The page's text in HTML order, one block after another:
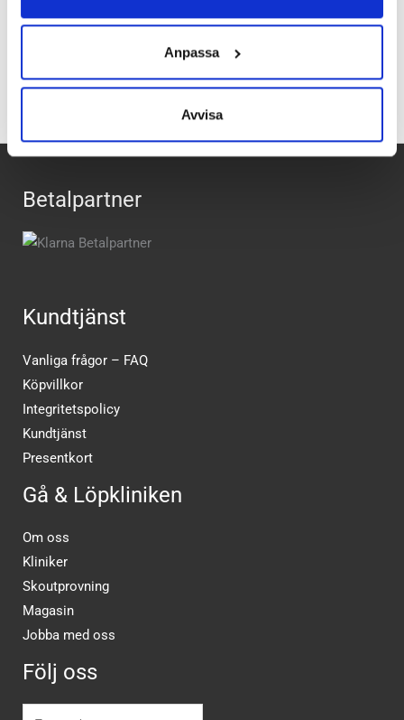
Anpassa
Avvisa
Betalpartner
Kundtjänst
Vanliga frågor – FAQ
Köpvillkor
Integritetspolicy
Kundtjänst
Presentkort
Gå & Löpkliniken
Om oss
Kliniker
Skoutprovning
Magasin
Jobba med oss
Följ oss